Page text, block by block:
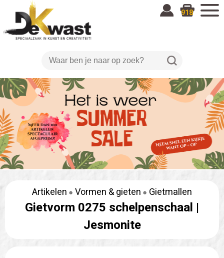
918
Artikelen Vormen & gieten Gietmallen
Gietvorm 0275 schelpenschaal |
Jesmonite